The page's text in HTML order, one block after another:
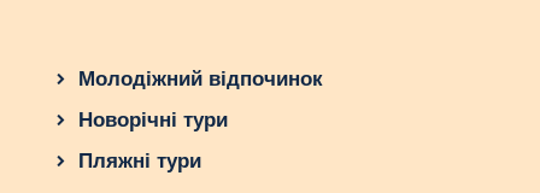
Молодіжний відпочинок
Новорічні тури
Пляжні тури